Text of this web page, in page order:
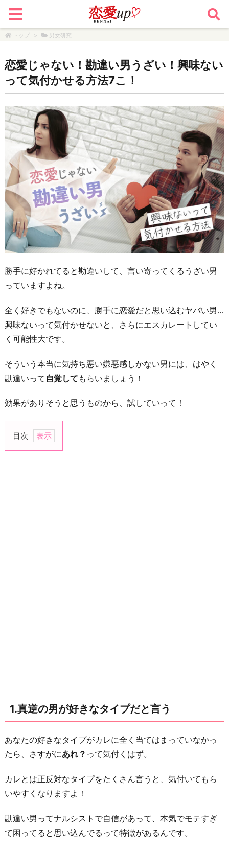
トップ > 男女研究
恋愛じゃない！勘違い男うざい！興味ない
って気付かせる方法7こ！
勝手に好かれてると勘違いして、言い寄ってくるうざい男
っていますよね。
全く好きでもないのに、勝手に恋愛だと思い込むヤバい男…
興味ないって気付かせないと、さらにエスカレートしてい
く可能性大です。
そういう本当に気持ち悪い嫌悪感しかない男には、はやく
勘違いって 自覚して もらいましょう！
効果がありそうと思うものから、試していって！
目次
1.
き
な
人
が
る
と
う
1.真逆の男が好きなタイプだと言う
あなたの好きなタイプがカレに全く当てはまっていなかっ
たら、さすがにあれ？ って気付くはず。
カレとは正反対なタイプをたくさん言うと、気付いてもら
いやすくなりますよ！
勘違い男ってナルシストで自信があって、本気でモテすぎ
て困ってると思い込んでるって特徴があるんです。